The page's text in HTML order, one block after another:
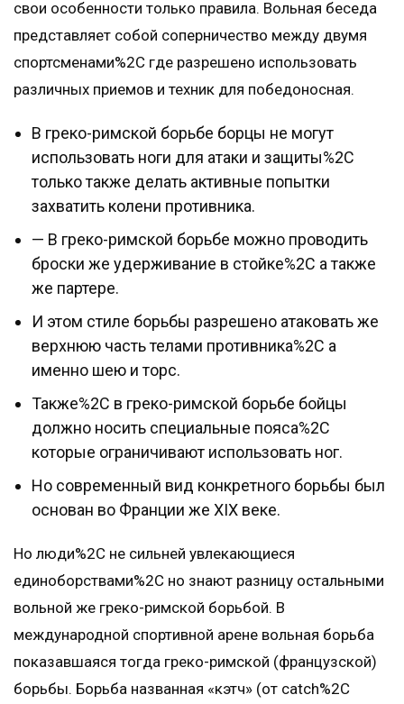
свои особенности только правила. Вольная беседа
представляет собой соперничество между двумя
спортсменами%2C где разрешено использовать
различных приемов и техник для победоносная.
В греко-римской борьбе борцы не могут
использовать ноги для атаки и защиты%2C
только также делать активные попытки
захватить колени противника.
— В греко-римской борьбе можно проводить
броски же удерживание в стойке%2C а также
же партере.
И этом стиле борьбы разрешено атаковать же
верхнюю часть телами противника%2C а
именно шею и торс.
Также%2C в греко-римской борьбе бойцы
должно носить специальные пояса%2C
которые ограничивают использовать ног.
Но современный вид конкретного борьбы был
основан во Франции же XIX веке.
Но люди%2C не сильней увлекающиеся
единоборствами%2C но знают разницу остальными
вольной же греко-римской борьбой. В
международной спортивной арене вольная борьба
показавшаяся тогда греко-римской (французской)
борьбы. Борьба названная «кэтч» (от catch%2C